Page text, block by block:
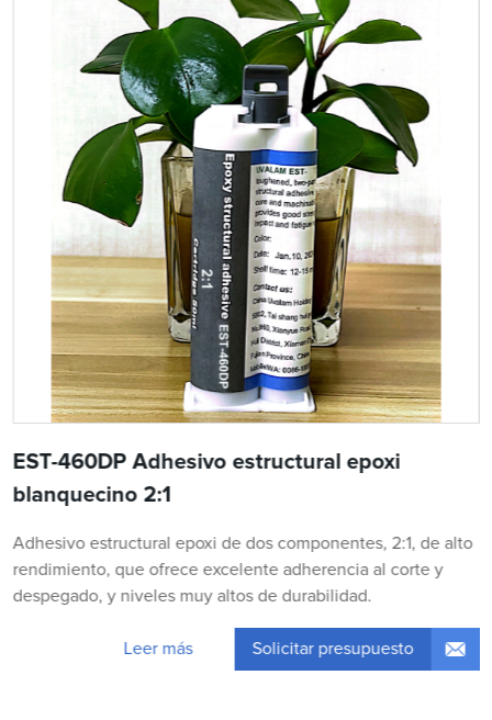
EST-460DP Adhesivo estructural epoxi
blanquecino 2:1
Adhesivo estructural epoxi de dos componentes, 2:1, de alto
rendimiento, que ofrece excelente adherencia al corte y
despegado, y niveles muy altos de durabilidad.
Leer más Solicitar presupuesto